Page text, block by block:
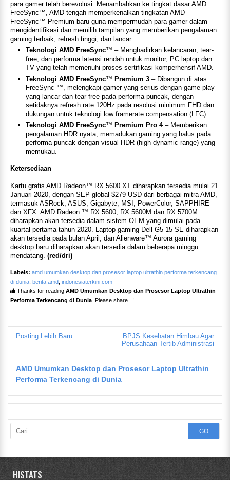
para gamer telah berevolusi. Menambahkan ke tingkat dasar AMD
FreeSync™, AMD tengah memperkenalkan tingkatan AMD
FreeSync™ Premium baru guna mempermudah para gamer dalam
mengidentifikasi dan memilih tampilan yang memberikan pengalaman
gaming terbaik, refresh tinggi, dan lancar:
Teknologi AMD FreeSync™ – Menghadirkan kelancaran, tear-
free, dan performa latensi rendah untuk monitor, PC laptop dan
TV yang telah memenuhi proses sertifikasi komperhensif AMD.
Teknologi AMD FreeSync™ Premium 3 – Dibangun di atas
FreeSync ™, melengkapi gamer yang serius dengan game play
yang lancar dan tear-free pada performa puncak, dengan
setidaknya refresh rate 120Hz pada resolusi minimum FHD dan
dukungan untuk teknologi low framerate compensation (LFC).
Teknologi AMD FreeSync™ Premium Pro 4– Memberikan
pengalaman HDR nyata, memadukan gaming yang halus pada
performa puncak dengan visual HDR (high dynamic range) yang
memukau.
Ketersediaan
Kartu grafis AMD Radeon™ RX 5600 XT diharapkan tersedia mulai 21
Januari 2020, dengan SEP global $279 USD dari berbagai mitra AMD,
termasuk ASRock, ASUS, Gigabyte, MSI, PowerColor, SAPPHIRE
dan XFX. AMD Radeon ™ RX 5600, RX 5600M dan RX 5700M
diharapkan akan tersedia dalam sistem OEM yang dimulai pada
kuartal pertama tahun 2020. Laptop gaming Dell G5 15 SE diharapkan
akan tersedia pada bulan April, dan Alienware™ Aurora gaming
desktop baru diharapkan akan tersedia dalam beberapa minggu
mendatang. (red/dri)
Labels: amd umumkan desktop dan prosesor laptop ultrathin performa terkencang
di dunia berita amd indonesiaterkini.com
Thanks for reading AMD Umumkan Desktop dan Prosesor Laptop Ultrathin
Performa Terkencang di Dunia . Please share...!
Posting Lebih Baru
BPJS Kesehatan Himbau Agar
Perusahaan Tertib Administrasi
AMD Umumkan Desktop dan Prosesor Laptop Ultrathin
Performa Terkencang di Dunia
GO
HISTATS